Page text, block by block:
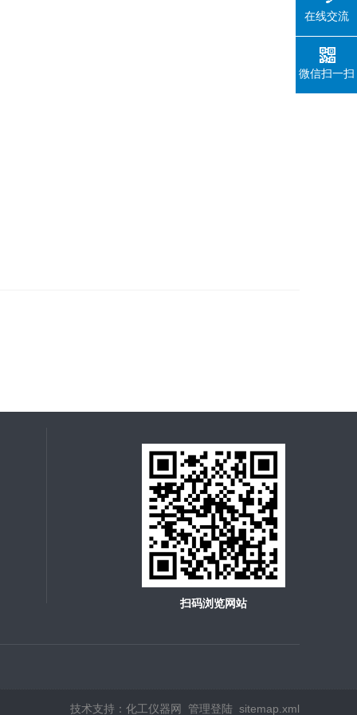
扫码浏览网站
技术支持： 化工仪器网 管理登陆 sitemap.xml
在线交流
微信扫一扫